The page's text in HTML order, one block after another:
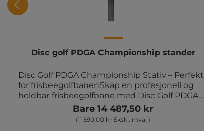
Disc golf PDGA Championship stander
Disc Golf PDGA Championship Stativ – Perfekt
for frisbeegolfbanenSkap en profesjonell og
holdbar frisbeegolfbane med Disc Golf PDGA
Championship Stativet. Dette
varmgalvaniserte stativet er PDGA-godkjent
og ideelt for permanent installasjon, noe som
Bare 14 487,50 kr
(11 590,00 kr Ekskl. mva. )